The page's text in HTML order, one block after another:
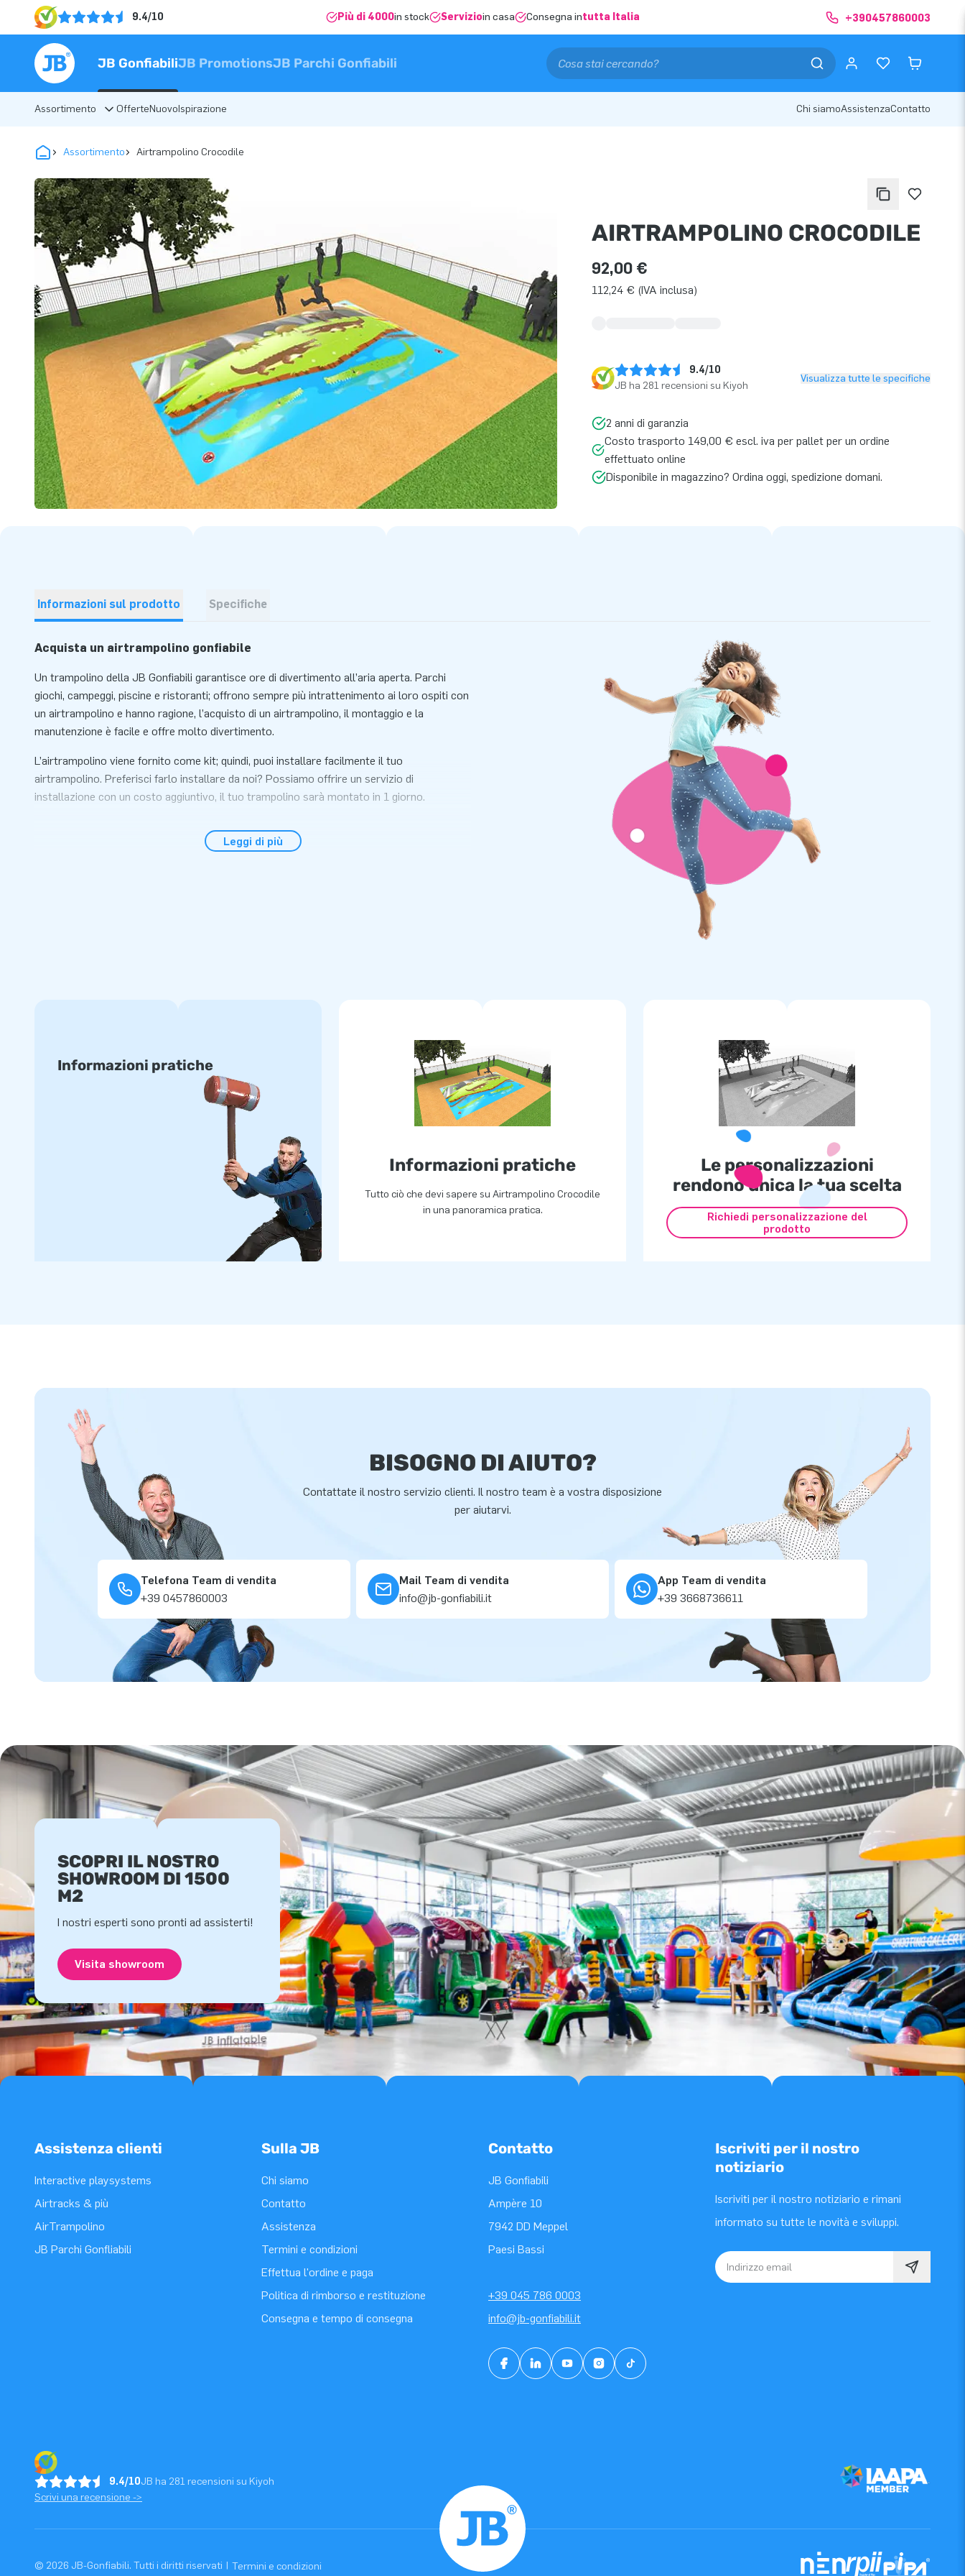
9.4/10 Più di 4000in stock Servizioin casa Consegna intutta Italia +390457860003
JB GonfiabiliJB PromotionsJB Parchi Gonfiabili
Assortimento OfferteNuovoIspirazione Chi siamoAssistenzaContatto
Assortimento Airtrampolino Crocodile
AIRTRAMPOLINO CROCODILE
92,00 €
112,24 € (IVA inclusa)
9.4/10
JB ha 281 recensioni su Kiyoh
Visualizza tutte le specifiche
2 anni di garanzia
Costo trasporto 149,00 € escl. iva per pallet per un ordine
effettuato online
Disponibile in magazzino? Ordina oggi, spedizione domani.
Informazioni sul prodotto Specifiche
Acquista un airtrampolino gonfiabile
Un trampolino della JB Gonfiabili garantisce ore di divertimento all’aria aperta. Parchi
giochi, campeggi, piscine e ristoranti; offrono sempre più intrattenimento ai loro ospiti con
un airtrampolino e hanno ragione, l’acquisto di un airtrampolino, il montaggio e la
manutenzione è facile e offre molto divertimento.
L’airtrampolino viene fornito come kit; quindi, puoi installare facilmente il tuo
airtrampolino. Preferisci farlo installare da noi? Possiamo offrire un servizio di
installazione con un costo aggiuntivo, il tuo trampolino sarà montato in 1 giorno.
L’airtrampolino standard possono essere consegnate in circa due settimane.
Preferisci avere un airtrampolino con i tuoi colori o il tuo logo? Contattateci e i nostri
designer ti faranno, senza impegni, un design seguendo le vostre esigenze!
Più di 15.000 clienti hanno scelto la JB
La JB fa saltare di gioia le persone in tutto il mondo da oltre 15 anni. Il nostro team di
designer, sviluppatori e logistica offrono attrazioni gonfiabili uniche! I clienti sono certi di
ricevere un servizio e consegna professionale.
Leggi di più
Informazioni pratiche
Informazioni pratiche
Tutto ciò che devi sapere su Airtrampolino Crocodile
in una panoramica pratica.
Le personalizzazioni
rendono unica la tua scelta
Richiedi personalizzazione del
prodotto
BISOGNO DI AIUTO?
Contattate il nostro servizio clienti. Il nostro team è a vostra disposizione
per aiutarvi.
Telefona Team di vendita
+39 0457860003
Mail Team di vendita
info@jb-gonfiabili.it
App Team di vendita
+39 3668736611
SCOPRI IL NOSTRO
SHOWROOM DI 1500
M2
I nostri esperti sono pronti ad assisterti!
Visita showroom
Assistenza clienti
Interactive playsystems
Airtracks & più
AirTrampolino
JB Parchi Gonfliabili
Sulla JB
Chi siamo
Contatto
Assistenza
Termini e condizioni
Effettua l'ordine e paga
Politica di rimborso e restituzione
Consegna e tempo di consegna
Contatto
JB Gonfiabili
Ampère 10
7942 DD Meppel
Paesi Bassi
+39 045 786 0003
info@jb-gonfiabili.it
Iscriviti per il nostro
notiziario
Iscriviti per il nostro notiziario e rimani
informato su tutte le novità e sviluppi.
Indirizzo email
9.4/10JB ha 281 recensioni su Kiyoh
Scrivi una recensione ->
© 2026 JB-Gonfiabili. Tutti i diritti riservati | Termini e condizioni